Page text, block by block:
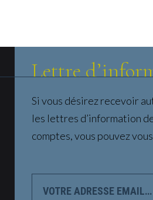
Lettre
Si vous désirez recevoir
les lettres d’information
comptes, vous pouvez
ADRESSE